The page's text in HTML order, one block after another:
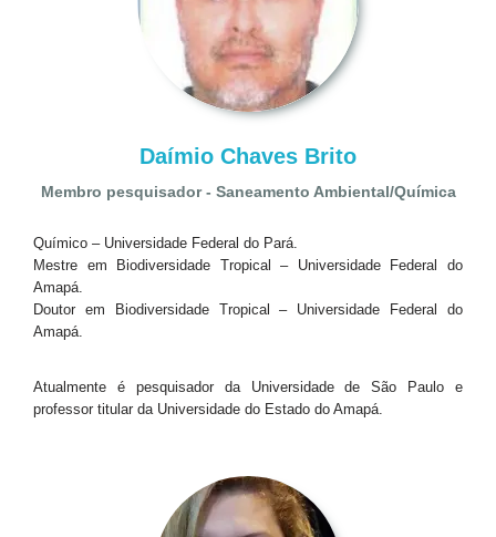
Daímio Chaves Brito
Membro pesquisador - Saneamento Ambiental/Química
Químico – Universidade Federal do Pará.
Mestre em Biodiversidade Tropical – Universidade Federal do
Amapá.
Doutor em Biodiversidade Tropical – Universidade Federal do
Amapá.
Atualmente é pesquisador da Universidade de São Paulo e
professor titular da Universidade do Estado do Amapá.